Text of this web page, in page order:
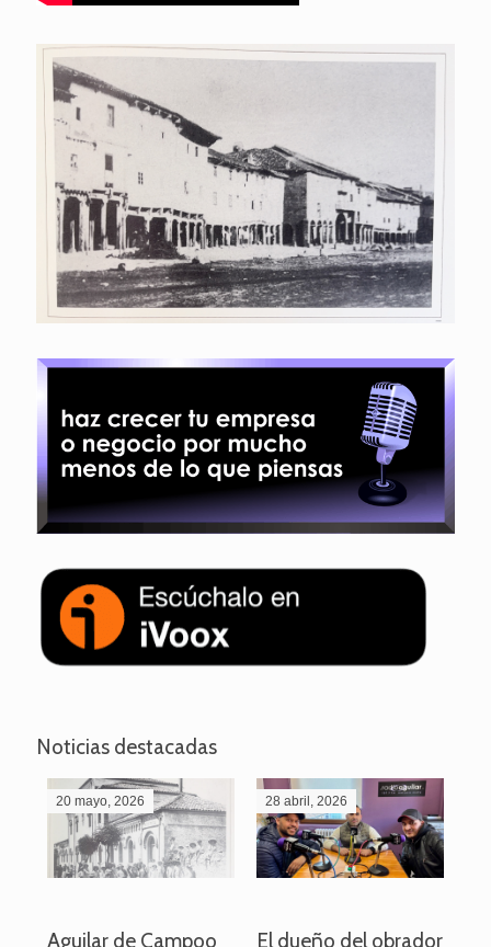
Noticias destacadas
20 mayo, 2026
Aguilar de Campoo
28 abril, 2026
El dueño del obrador